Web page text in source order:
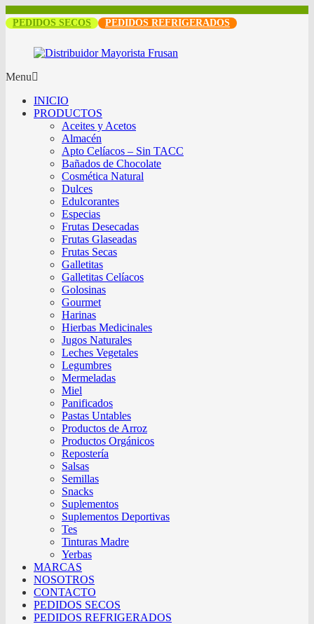
PEDIDOS SECOS PEDIDOS REFRIGERADOS
Menu
INICIO
PRODUCTOS
Aceites y Acetos
Almacén
Apto Celíacos – Sin TACC
Bañados de Chocolate
Cosmética Natural
Dulces
Edulcorantes
Especias
Frutas Desecadas
Frutas Glaseadas
Frutas Secas
Galletitas
Galletitas Celíacos
Golosinas
Gourmet
Harinas
Hierbas Medicinales
Jugos Naturales
Leches Vegetales
Legumbres
Mermeladas
Miel
Panificados
Pastas Untables
Productos de Arroz
Productos Orgánicos
Repostería
Salsas
Semillas
Snacks
Suplementos
Suplementos Deportivas
Tes
Tinturas Madre
Yerbas
MARCAS
NOSOTROS
CONTACTO
PEDIDOS SECOS
PEDIDOS REFRIGERADOS